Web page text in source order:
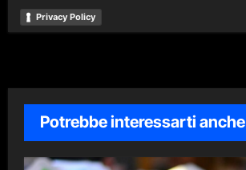
Privacy Policy
Potrebbe interessarti anche